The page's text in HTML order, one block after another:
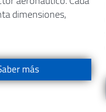
dimensiones,
más